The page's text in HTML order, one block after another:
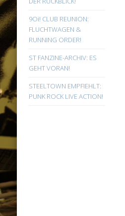
9Oi! CLUB REUNION:
FLUCHTWAGEN &
RUNNING ORDER!
ST FANZINE-ARCHIV: ES
GEHT VORAN!
STEELTOWN EMPFIEHLT:
PUNK ROCK LIVE ACTION!